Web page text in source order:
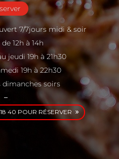
7/7jours midi & soir
12h à 14h
jeudi 19h à 21h30
19h à 22h30
soirs
–
40 POUR RÉSERVER